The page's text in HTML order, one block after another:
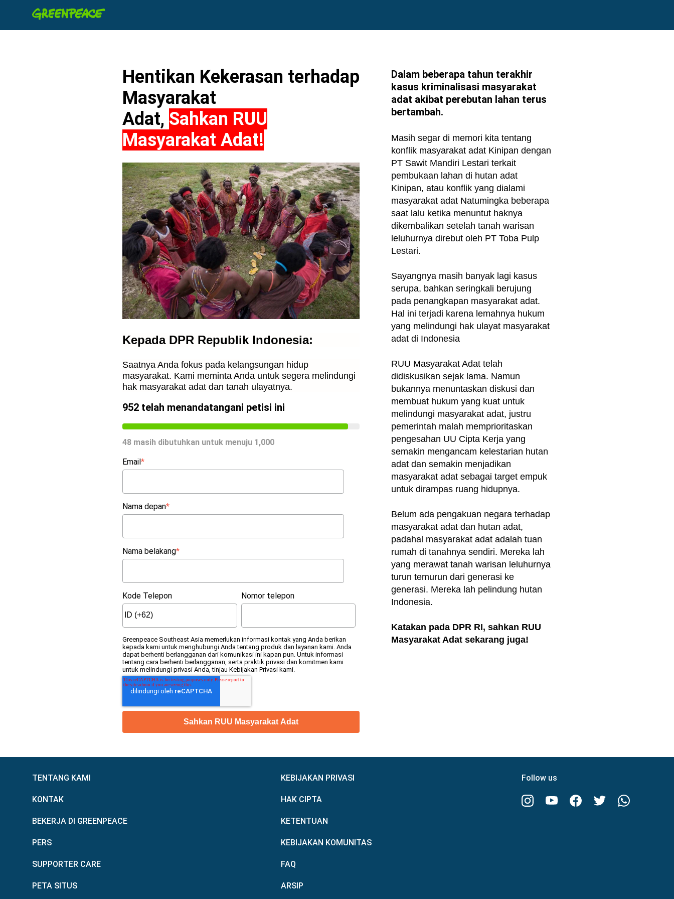
Hentikan Kekerasan terhadap
Masyarakat
Adat, Sahkan RUU
Masyarakat Adat!
Kepada DPR Republik Indonesia:
Saatnya Anda fokus pada kelangsungan hidup
masyarakat. Kami meminta Anda untuk segera melindungi
hak masyarakat adat dan tanah ulayatnya.
952 telah menandatangani petisi ini
48 masih dibutuhkan untuk menuju 1,000
Email*
Nama depan*
Nama belakang*
Kode Telepon Nomor telepon
Greenpeace Southeast Asia memerlukan informasi kontak yang Anda berikan
kepada kami untuk menghubungi Anda tentang produk dan layanan kami. Anda
dapat berhenti berlangganan dari komunikasi ini kapan pun. Untuk informasi
tentang cara berhenti berlangganan, serta praktik privasi dan komitmen kami
untuk melindungi privasi Anda, tinjau Kebijakan Privasi kami.
Dalam beberapa tahun terakhir
kasus kriminalisasi masyarakat
adat akibat perebutan lahan terus
bertambah.
Masih segar di memori kita tentang
konflik masyarakat adat Kinipan dengan
PT Sawit Mandiri Lestari terkait
pembukaan lahan di hutan adat
Kinipan, atau konflik yang dialami
masyarakat adat Natumingka beberapa
saat lalu ketika menuntut haknya
dikembalikan setelah tanah warisan
leluhurnya direbut oleh PT Toba Pulp
Lestari.
Sayangnya masih banyak lagi kasus
serupa, bahkan seringkali berujung
pada penangkapan masyarakat adat.
Hal ini terjadi karena lemahnya hukum
yang melindungi hak ulayat masyarakat
adat di Indonesia
RUU Masyarakat Adat telah
didiskusikan sejak lama. Namun
bukannya menuntaskan diskusi dan
membuat hukum yang kuat untuk
melindungi masyarakat adat, justru
pemerintah malah memprioritaskan
pengesahan UU Cipta Kerja yang
semakin mengancam kelestarian hutan
adat dan semakin menjadikan
masyarakat adat sebagai target empuk
untuk dirampas ruang hidupnya.
Belum ada pengakuan negara terhadap
masyarakat adat dan hutan adat,
padahal masyarakat adat adalah tuan
rumah di tanahnya sendiri. Mereka lah
yang merawat tanah warisan leluhurnya
turun temurun dari generasi ke
generasi. Mereka lah pelindung hutan
Indonesia.
Katakan pada DPR RI, sahkan RUU
Masyarakat Adat sekarang juga!
Follow us
TENTANG KAMI
KONTAK
BEKERJA DI GREENPEACE
PERS
SUPPORTER CARE
PETA SITUS
KEBIJAKAN PRIVASI
HAK CIPTA
KETENTUAN
KEBIJAKAN KOMUNITAS
FAQ
ARSIP